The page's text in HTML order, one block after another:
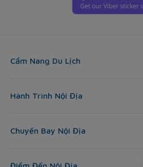
Cẩm Nang Du Lịch
Hành Trình Nội Địa
Chuyến Bay Nội Địa